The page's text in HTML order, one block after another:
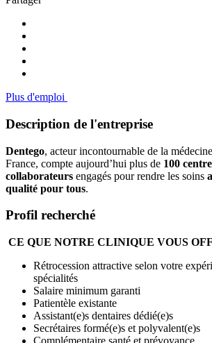
Plus d'emploi
Description de l'entreprise
Dentego, acteur incontournable de la
France, compte aujourd’hui plus de 100
collaborateurs engagés pour rendre les soins
qualité pour tous.
Profil recherché
CE QUE NOTRE CLINIQUE VOUS
Rétrocession attractive selon votre
spécialités
Salaire minimum garanti
Patientèle existante
Assistant(e)s dentaires dédié(e)s
Secrétaires formé(e)s et polyvalent(e)s